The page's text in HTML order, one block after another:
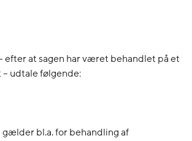
efter at sagen har været behandlet på et
udtale følgende:
bl.a. for behandling af